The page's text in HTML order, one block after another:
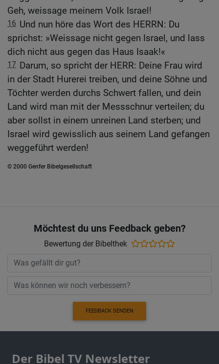
Geh, weissage meinem Volk Israel!
16 Und nun höre das Wort des HERRN: Du
sprichst: »Weissage nicht gegen Israel, und lass
dich nicht aus gegen das Haus Isaak!«
17 Darum, so spricht der HERR: Deine Frau wird
in der Stadt Hurerei treiben, und deine Söhne und
Töchter werden durchs Schwert fallen, und dein
Land wird man mit der Messschnur verteilen; du
aber sollst in einem unreinen Land sterben; und
Israel wird gewisslich aus seinem Land gefangen
weggeführt werden!
© 2000 Genfer Bibelgesellschaft
Möchtest du uns Feedback geben?
Bewertung der Bibelthek
FEEDBACK SENDEN
Der Bibel TV Newsletter